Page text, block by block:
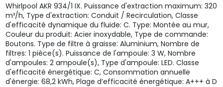
Whirlpool AKR 934/1 IX. Puissance d'extraction maximum: 320
m³/h, Type d'extraction: Conduit / Recirculation, Classe
d'efficacité dynamique du fluide: C. Type: Montée au mur,
Couleur du produit: Acier inoxydable, Type de commande:
Boutons. Type de filtre à graisse: Aluminium, Nombre de
filtres: 1 pièce(s). Puissance de l'ampoule: 3 W, Nombre
d'ampoules: 2 ampoule(s), Type d'ampoule: LED. Classe
d'efficacité énergétique: C, Consommation annuelle
d'énergie: 68,2 kWh, Plage d’efficacité énergétique: A+++ à D